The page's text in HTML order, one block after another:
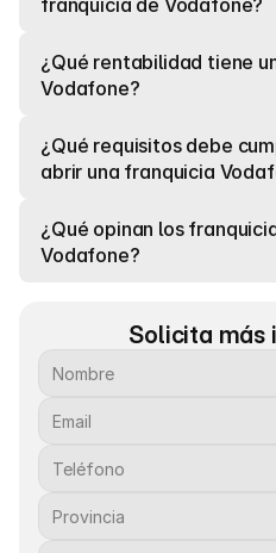
franquicia de Vodafone?
¿Qué rentabilidad tiene
Vodafone?
¿Qué requisitos debe
abrir una franquicia
¿Qué opinan los
Vodafone?
Solicita más